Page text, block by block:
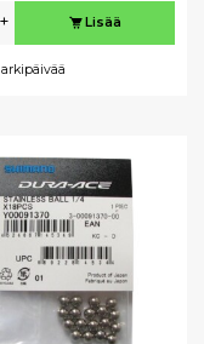
+ Lisää
arkipäivää